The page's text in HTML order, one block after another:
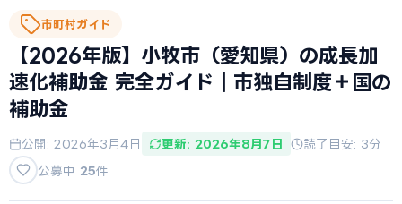
市町村ガイド
【2026年版】小牧市（愛知県）の成長加
速化補助金 完全ガイド｜市独自制度＋国の
補助金
公開: 2026年3月4日 更新: 2026年8月7日
読了目安: 3分
公募中 25件